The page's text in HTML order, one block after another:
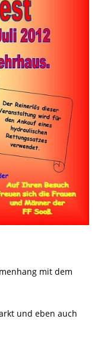
mit dem
und eben auch